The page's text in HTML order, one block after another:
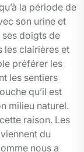
la période de
son urine et
doigts de
les clairières et
préférer les
les sentiers
qu’il est
milieu naturel.
raison. Les
du
nous a